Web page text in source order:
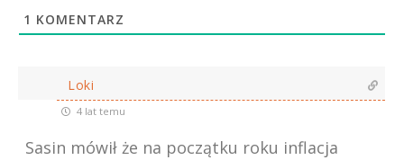
1 KOMENTARZ
Loki
4 lat temu
Sasin mówił że na początku roku inflacja